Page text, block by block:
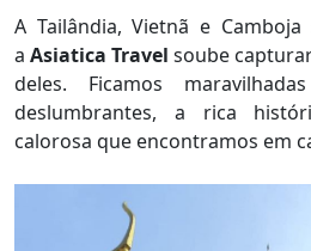
A Tailândia, Vietnã e
a Asiatica Travel soube
deles. Ficamos
deslumbrantes, a rica
calorosa que encontramos em